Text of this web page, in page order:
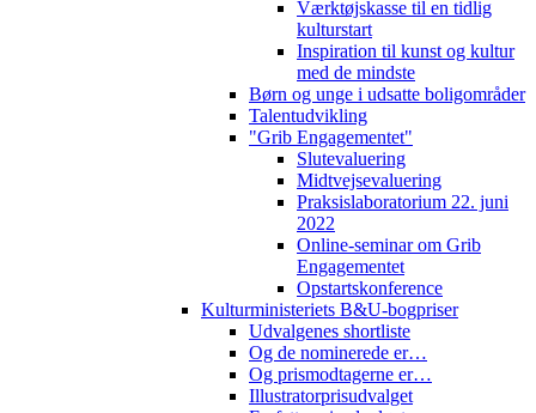
Værktøjskasse til en tidlig
kulturstart
Inspiration til kunst og kultur
med de mindste
Børn og unge i udsatte boligområder
Talentudvikling
"Grib Engagementet"
Slutevaluering
Midtvejsevaluering
Praksislaboratorium 22. juni
2022
Online-seminar om Grib
Engagementet
Opstartskonference
Kulturministeriets B&U-bogpriser
Udvalgenes shortliste
Og de nominerede er…
Og prismodtagerne er…
Illustratorprisudvalget